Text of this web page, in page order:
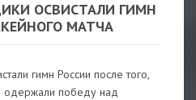
ОСВИСТАЛИ ГИМН
МАТЧА
гимн России после того,
одержали победу над